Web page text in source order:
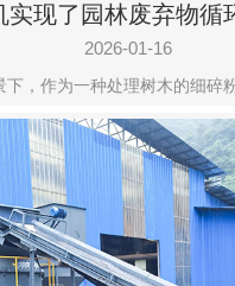
实现了园林废弃物循
2026-01-16
下，作为一种处理树木的细碎